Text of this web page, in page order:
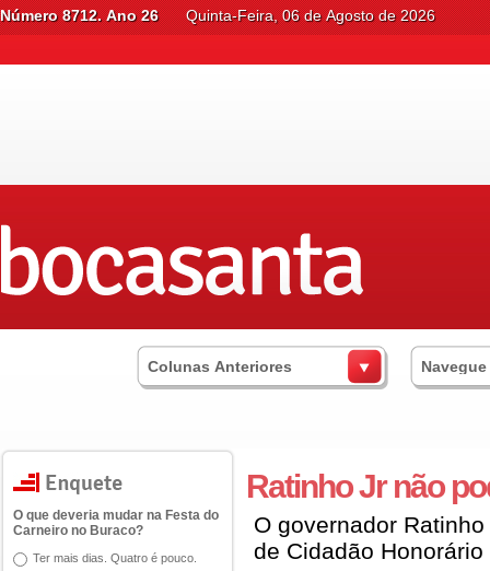
Número 8712. Ano 26 Quinta-Feira, 06 de Agosto de 2026
Colunas Anteriores
O que deveria mudar na Festa do
Carneiro no Buraco?
Ter mais dias. Quatro é pouco.
Ratinho Jr não
O governador
de Cidadão